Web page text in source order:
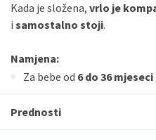
Kada je složena, vrlo je
i samostalno stoji.
Namjena:
Za bebe od 6 do 36 mjeseci
Prednosti